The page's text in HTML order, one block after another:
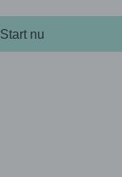
Start nu